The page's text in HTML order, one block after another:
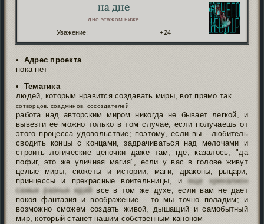
на дне
дно этажом ниже
Уважение: +24
• Адрес проекта
пока нет
• Тематика
людей, которым нравится создавать миры, вот прямо так
сотворцов, соадминов, сосоздателей
работа над авторским миром никогда не бывает легкой, и
вывезти ее можно только в том случае, если получаешь от
этого процесса удовольствие; поэтому, если вы - любитель
сводить концы с концами, задрачиваться над мелочами и
строить логические цепочки даже там, где, казалось, "да
пофиг, это же уличная магия", если у вас в голове живут
целые миры, сюжеты и истории, маги, драконы, рыцари,
принцессы и прекрасные воительницы, иеще хреналион
самых разных идей все в том же духе, если вам не дает
покоя фантазия и воображение - то мы точно поладим; и
возможно сможем создать живой, дышащий и самобытный
мир, который станет нашим собственным каноном